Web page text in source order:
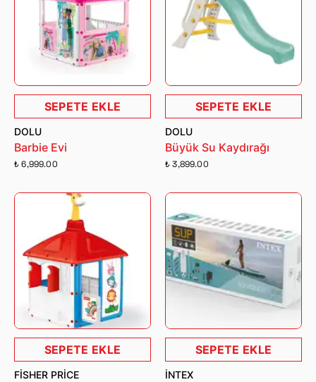
SEPETE EKLE
DOLU
Barbie Evi
₺ 6,999.00
SEPETE EKLE
DOLU
Büyük Su Kaydırağı
₺ 3,899.00
SEPETE EKLE
FISHER PRICE
SEPETE EKLE
İNTEX